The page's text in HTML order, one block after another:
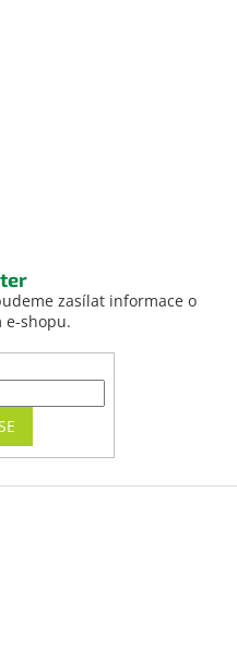
zasílat informace o
e-shopu.